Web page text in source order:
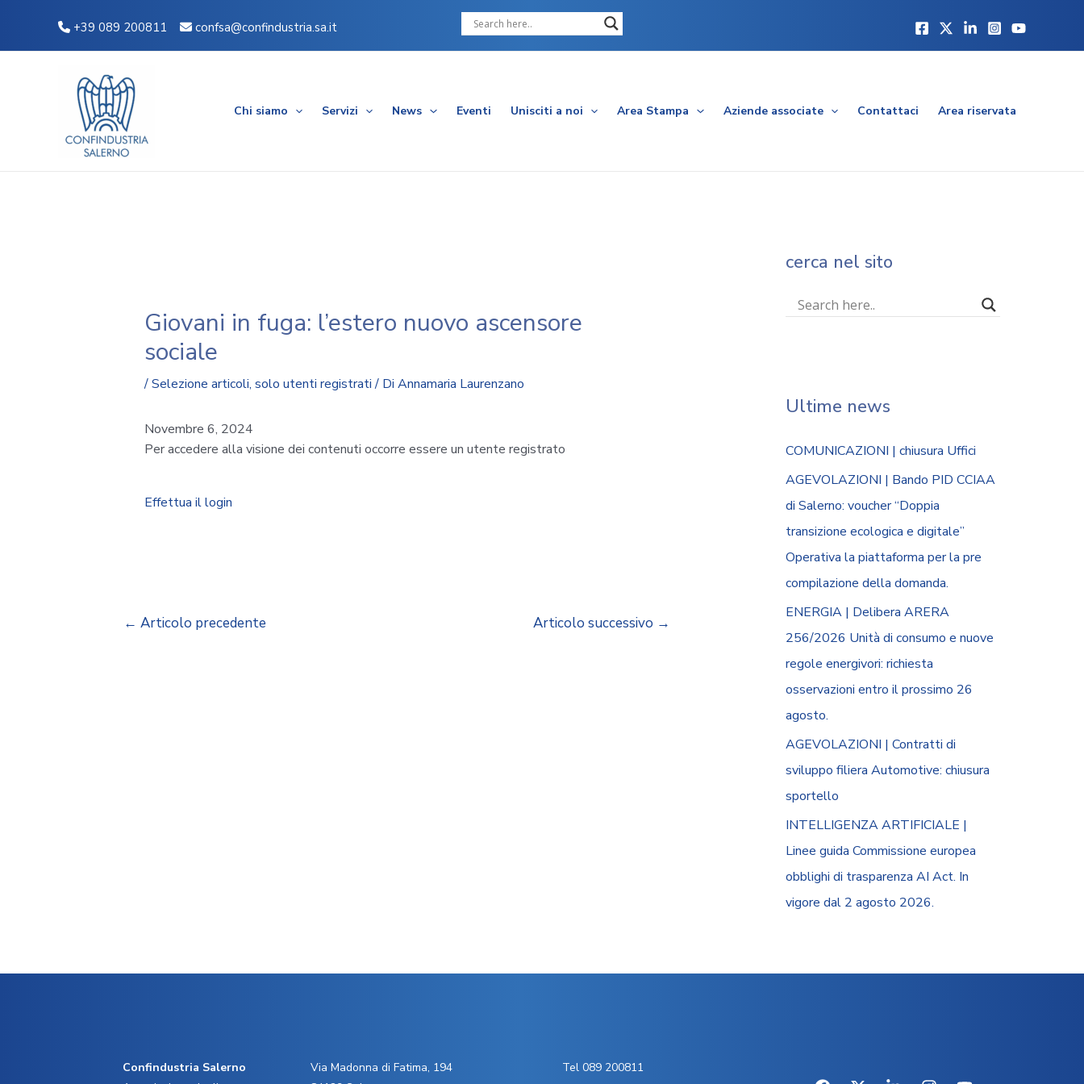
contenuto
+39 089 200811 confsa@confindustria.sa.it
Chi siamo Servizi News Eventi Unisciti a noi Area Stampa Aziende associate Contattaci Area riservata
Giovani in fuga: l’estero nuovo ascensore
sociale
/Selezione articoli, solo utenti registrati/ Di Annamaria Laurenzano
Novembre 6, 2024
Per accedere alla visione dei contenuti occorre essere un utente registrato
Effettua il login
articoli
← Articolo precedente Articolo successivo →
cerca nel sito
Ultime news
COMUNICAZIONI | chiusura Uffici
AGEVOLAZIONI | Bando PID CCIAA
di Salerno: voucher “Doppia
transizione ecologica e digitale”
Operativa la piattaforma per la pre
compilazione della domanda.
ENERGIA | Delibera ARERA
256/2026 Unità di consumo e nuove
regole energivori: richiesta
osservazioni entro il prossimo 26
agosto.
AGEVOLAZIONI | Contratti di
sviluppo filiera Automotive: chiusura
sportello
INTELLIGENZA ARTIFICIALE |
Linee guida Commissione europea
obblighi di trasparenza AI Act. In
vigore dal 2 agosto 2026.
Confindustria Salerno
Via Madonna di Fatima, 194
Tel 089 200811